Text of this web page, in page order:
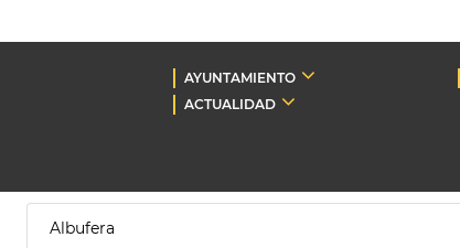
AYUNTAMIENTO
ACTUALIDAD
Albufera